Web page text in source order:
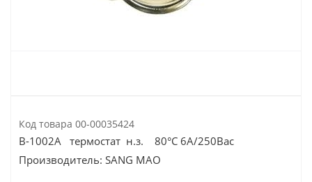
Код товара 00-00035424
B-1002A термостат н.з. 80°С 6А/250Вac
Производитель: SANG MAO